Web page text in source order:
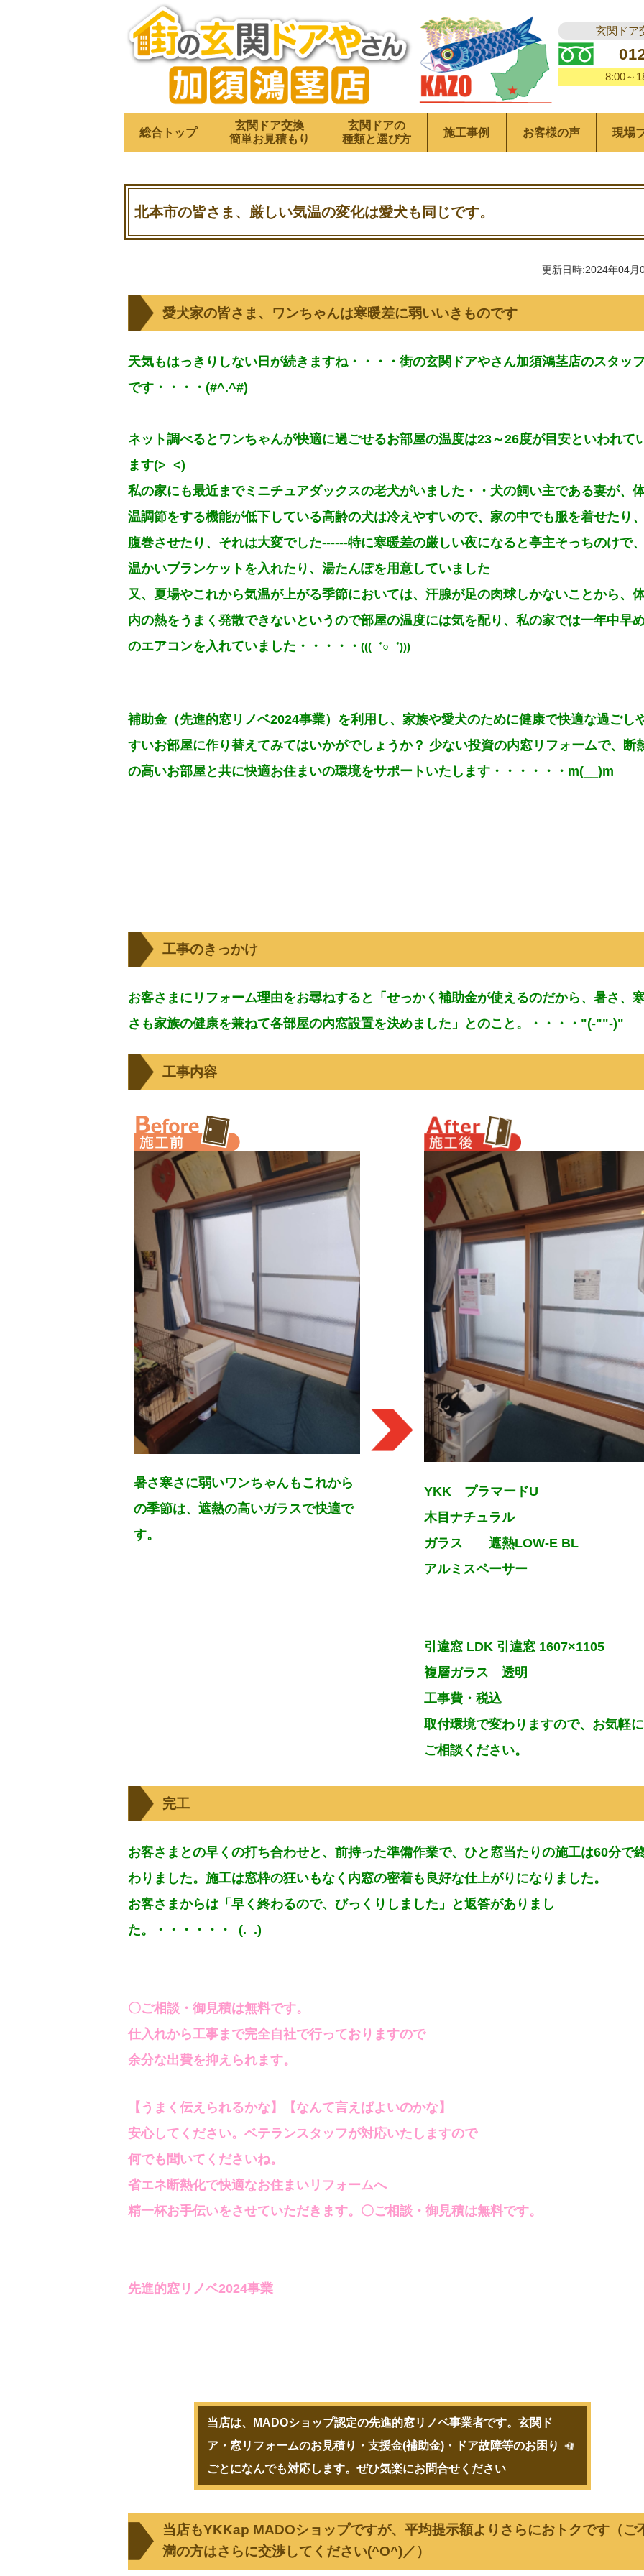
玄関ドア
8:00～
総合トップ
玄関ドア交換
簡単お見積もり
玄関ドアの
種類と選び方
施工事例 お客様の声 現場
北本市の皆さま、厳しい気温の変化は愛犬も同じです。
更新日時:2024年04月
愛犬家の皆さま、ワンちゃんは寒暖差に弱いいきものです
天気もはっきりしない日が続きますね・・・・街の玄関ドアやさん加須鴻茎店のスタッ
です・・・・(#^.^#)
ネット調べるとワンちゃんが快適に過ごせるお部屋の温度は23～26度が目安といわれて
ます(>_<)
私の家にも最近までミニチュアダックスの老犬がいました・・犬の飼い主である妻が、
温調節をする機能が低下している高齢の犬は冷えやすいので、家の中でも服を着せたり
腹巻させたり、それは大変でした------特に寒暖差の厳しい夜になると亭主そっちのけで
温かいブランケットを入れたり、湯たんぽを用意していました
又、夏場やこれから気温が上がる季節においては、汗腺が足の肉球しかないことから、
内の熱をうまく発散できないというので部屋の温度には気を配り、私の家では一年中早
のエアコンを入れていました・・・・・ (((゛○゛)))
補助金（先進的窓リノベ2024事業）を利用し、家族や愛犬のために健康で快適な過ごし
すいお部屋に作り替えてみてはいかがでしょうか？ 少ない投資の内窓リフォームで、断
の高いお部屋と共に快適お住まいの環境をサポートいたします・・・・・・m(__)m
工事のきっかけ
お客さまにリフォーム理由をお尋ねすると「せっかく補助金が使えるのだから、暑さ、
さも家族の健康を兼ねて各部屋の内窓設置を決めました」とのこと。・・・・"(-""-)"
工事内容
暑さ寒さに弱いワンちゃんもこれから
の季節は、遮熱の高いガラスで快適で
す。
YKK プラマードU
木目ナチュラル
ガラス 遮熱LOW-E BL
アルミスペーサー
引違窓 LDK 引違窓 1607×1105
複層ガラス 透明
工事費・税込
取付環境で変わりますので、お気軽に
ご相談ください。
完工
お客さまとの早くの打ち合わせと、前持った準備作業で、ひと窓当たりの施工は60分で
わりました。施工は窓枠の狂いもなく内窓の密着も良好な仕上がりになりました。
お客さまからは「早く終わるので、びっくりしました」と返答がありまし
た。・・・・・・_(._.)_
〇ご相談・御見積は無料です。
仕入れから工事まで完全自社で行っておりますので
余分な出費を抑えられます。
【うまく伝えられるかな】【なんて言えばよいのかな】
安心してください。ベテランスタッフが対応いたしますので
何でも聞いてくださいね。
省エネ断熱化で快適なお住まいリフォームへ
精一杯お手伝いをさせていただきます。〇ご相談・御見積は無料です。
先進的窓リノベ2024事業
当店は、MADOショップ認定の先進的窓リノベ事業者です。玄関ド
ア・窓リフォームのお見積り・支援金(補助金)・ドア故障等のお困り
ごとになんでも対応します。ぜひ気楽にお問合せください
当店もYKKap MADOショップですが、平均提示額よりさらにおトクです（ご
満の方はさらに交渉してください(^O^)／）